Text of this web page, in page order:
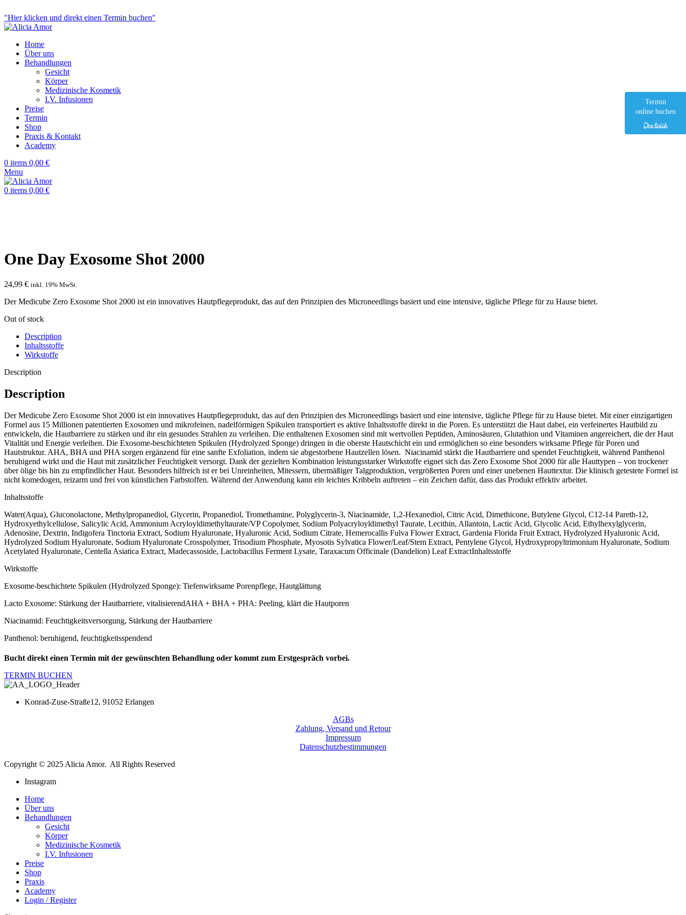
Termin
online buchen
"Hier klicken und direkt einen Termin buchen"
Home
Über uns
Behandlungen
Gesicht
Körper
Medizinische Kosmetik
I.V. Infusionen
Preise
Termin
Shop
Praxis & Kontakt
Academy
0 items 0,00 €
Menu
0 items 0,00 €
One Day Exosome Shot 2000
24,99 € inkl. 19% MwSt.
Der Medicube Zero Exosome Shot 2000 ist ein innovatives Hautpflegeprodukt, das auf den Prinzipien des Microneedlings basiert und eine intensive, tägliche Pflege für zu Hause bietet.
Out of stock
Description
Inhaltsstoffe
Wirkstoffe
Description
Description
Der Medicube Zero Exosome Shot 2000 ist ein innovatives Hautpflegeprodukt, das auf den Prinzipien des Microneedlings basiert und eine intensive, tägliche Pflege für zu Hause bietet. Mit einer einzigartigen
Formel aus 15 Millionen patentierten Exosomen und mikrofeinen, nadelförmigen Spikulen transportiert es aktive Inhaltsstoffe direkt in die Poren. Es unterstützt die Haut dabei, ein verfeinertes Hautbild zu
entwickeln, die Hautbarriere zu stärken und ihr ein gesundes Strahlen zu verleihen. Die enthaltenen Exosomen sind mit wertvollen Peptiden, Aminosäuren, Glutathion und Vitaminen angereichert, die der Haut
Vitalität und Energie verleihen. Die Exosome-beschichteten Spikulen (Hydrolyzed Sponge) dringen in die oberste Hautschicht ein und ermöglichen so eine besonders wirksame Pflege für Poren und
Hautstruktur. AHA, BHA und PHA sorgen ergänzend für eine sanfte Exfoliation, indem sie abgestorbene Hautzellen lösen. Niacinamid stärkt die Hautbarriere und spendet Feuchtigkeit, während Panthenol
beruhigend wirkt und die Haut mit zusätzlicher Feuchtigkeit versorgt. Dank der gezielten Kombination leistungsstarker Wirkstoffe eignet sich das Zero Exosome Shot 2000 für alle Hauttypen – von trockener
über ölige bis hin zu empfindlicher Haut. Besonders hilfreich ist er bei Unreinheiten, Mitessern, übermäßiger Talgproduktion, vergrößerten Poren und einer unebenen Hauttextur. Die klinisch getestete Formel ist
nicht komedogen, reizarm und frei von künstlichen Farbstoffen. Während der Anwendung kann ein leichtes Kribbeln auftreten – ein Zeichen dafür, dass das Produkt effektiv arbeitet.
Inhaltsstoffe
Water(Aqua), Gluconolactone, Methylpropanediol, Glycerin, Propanediol, Tromethamine, Polyglycerin-3, Niacinamide, 1,2-Hexanediol, Citric Acid, Dimethicone, Butylene Glycol, C12-14 Pareth-12,
Hydroxyethylcellulose, Salicylic Acid, Ammonium Acryloyldimethyltaurate/VP Copolymer, Sodium Polyacryloyldimethyl Taurate, Lecithin, Allantoin, Lactic Acid, Glycolic Acid, Ethylhexylglycerin,
Adenosine, Dextrin, Indigofera Tinctoria Extract, Sodium Hyaluronate, Hyaluronic Acid, Sodium Citrate, Hemerocallis Fulva Flower Extract, Gardenia Florida Fruit Extract, Hydrolyzed Hyaluronic Acid,
Hydrolyzed Sodium Hyaluronate, Sodium Hyaluronate Crosspolymer, Trisodium Phosphate, Myosotis Sylvatica Flower/Leaf/Stem Extract, Pentylene Glycol, Hydroxypropyltrimonium Hyaluronate, Sodium
Acetylated Hyaluronate, Centella Asiatica Extract, Madecassoside, Lactobacillus Ferment Lysate, Taraxacum Officinale (Dandelion) Leaf ExtractInhaltsstoffe
Wirkstoffe
Exosome-beschichtete Spikulen (Hydrolyzed Sponge): Tiefenwirksame Porenpflege, Hautglättung
Lacto Exosome: Stärkung der Hautbarriere, vitalisierendAHA + BHA + PHA: Peeling, klärt die Hautporen
Niacinamid: Feuchtigkeitsversorgung, Stärkung der Hautbarriere
Panthenol: beruhigend, feuchtigkeitsspendend
Bucht direkt einen Termin mit der gewünschten Behandlung oder kommt zum Erstgespräch vorbei.
TERMIN BUCHEN
Konrad-Zuse-Straße12, 91052 Erlangen
AGBs
Zahlung, Versand und Retour
Impressum
Datenschutzbestimmungen
Copyright © 2025 Alicia Amor. All Rights Reserved
Instagram
Home
Über uns
Behandlungen
Gesicht
Körper
Medizinische Kosmetik
I.V. Infusionen
Preise
Shop
Praxis
Academy
Login / Register